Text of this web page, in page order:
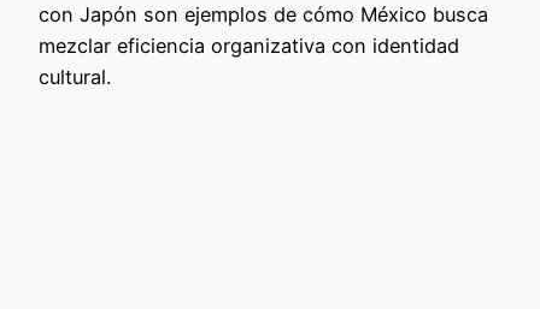
con Japón son ejemplos de cómo México busca
mezclar eficiencia organizativa con identidad
cultural.